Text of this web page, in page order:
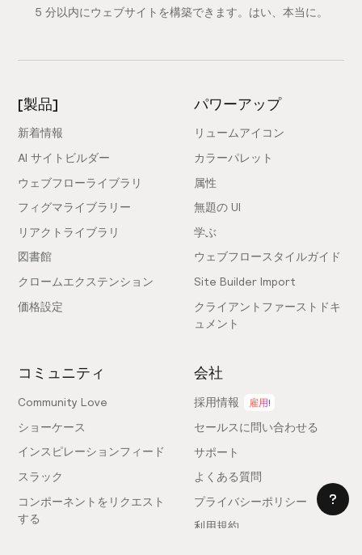
5 分以内にウェブサイトを構築できます。はい、本当に。
[製品]
新着情報
AI サイトビルダー
ウェブフローライブラリ
フィグマライブラリー
リアクトライブラリ
図書館
クロームエクステンション
価格設定
パワーアップ
リュームアイコン
カラーパレット
属性
無題の UI
学ぶ
ウェブフロースタイルガイド
Site Builder Import
クライアントファーストドキ
ュメント
コミュニティ
Community Love
ショーケース
インスピレーションフィード
スラック
コンポーネントをリクエスト
する
会社
採用情報 雇用!
セールスに問い合わせる
サポート
よくある質問
プライバシーポリシー
利用規約